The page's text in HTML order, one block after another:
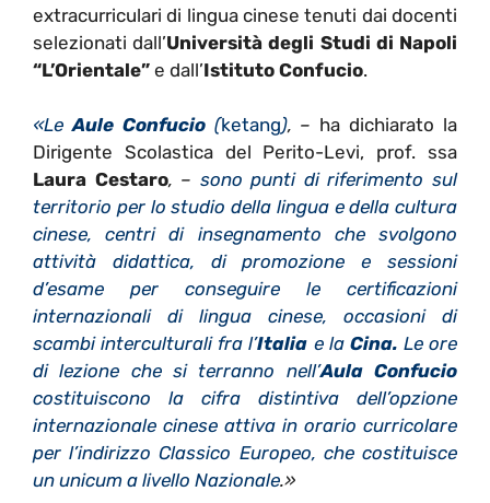
extracurriculari di lingua cinese tenuti dai docenti
selezionati dall’Università degli Studi di Napoli
“L’Orientale” e dall’Istituto Confucio.
«LeAule Confucio(ketang), – ha dichiarato la
Dirigente Scolastica del Perito-Levi, prof. ssa
Laura Cestaro, – sonopunti di riferimento sul
territorio per lo studio della lingua e della cultura
cinese, centri di insegnamento che svolgono
attività didattica, di promozione e sessioni
d’esame per conseguire le certificazioni
internazionali di lingua cinese, occasioni di
scambi interculturali fra l’Italia e la Cina. Le ore
di lezione che si terranno nell’Aula Confucio
costituiscono la cifra distintiva dell’opzione
internazionale cinese attiva in orario curricolare
per l’indirizzo Classico Europeo, che costituisce
un unicum a livello Nazionale.»